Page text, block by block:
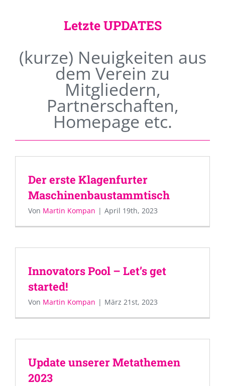
Letzte UPDATES
(kurze) Neuigkeiten aus
dem Verein zu
Mitgliedern,
Partnerschaften,
Homepage etc.
Der erste Klagenfurter
Maschinenbaustammtisch
Von Martin Kompan | April 19th, 2023
Innovators Pool – Let’s get
started!
Von Martin Kompan | März 21st, 2023
Update unserer Metathemen
2023